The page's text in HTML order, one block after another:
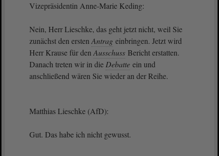
Vizepräsidentin Anne-Marie Keding:
Nein, Herr Lieschke, das geht jetzt nicht, weil Sie
zunächst den ersten Antrag einbringen. Jetzt wird
Herr Krause für den Ausschuss Bericht erstatten.
Danach treten wir in die Debatte ein und
anschließend wären Sie wieder an der Reihe.
Matthias Lieschke (AfD):
Gut. Das habe ich nicht gewusst.